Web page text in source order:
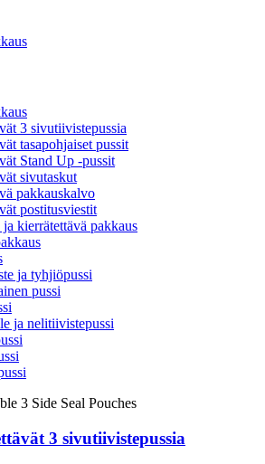
3 sivutiivistepussia
tasapohjaiset pussit
Stand Up -pussit
sivutaskut
pakkauskalvo
postitusviestit
kierrätettävä pakkaus
ja tyhjiöpussi
pussi
ja nelitiivistepussi
3 sivutiivistepussia